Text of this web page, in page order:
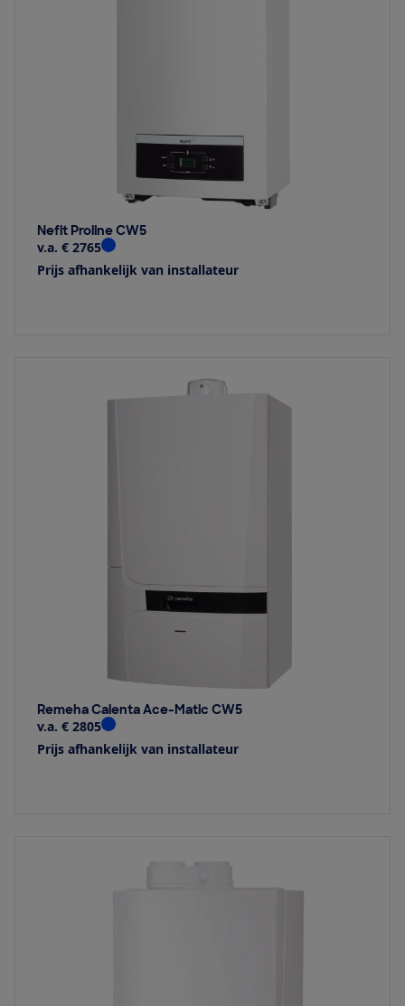
Nefit Proline CW5
v.a. € 2765
Prijs afhankelijk van installateur
Remeha Calenta Ace-Matic CW5
v.a. € 2805
Prijs afhankelijk van installateur